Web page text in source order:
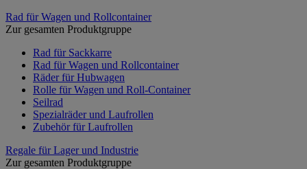
Rad für Wagen und Rollcontainer
Zur gesamten Produktgruppe
Rad für Sackkarre
Rad für Wagen und Rollcontainer
Räder für Hubwagen
Rolle für Wagen und Roll-Container
Seilrad
Spezialräder und Laufrollen
Zubehör für Laufrollen
Regale für Lager und Industrie
Zur gesamten Produktgruppe